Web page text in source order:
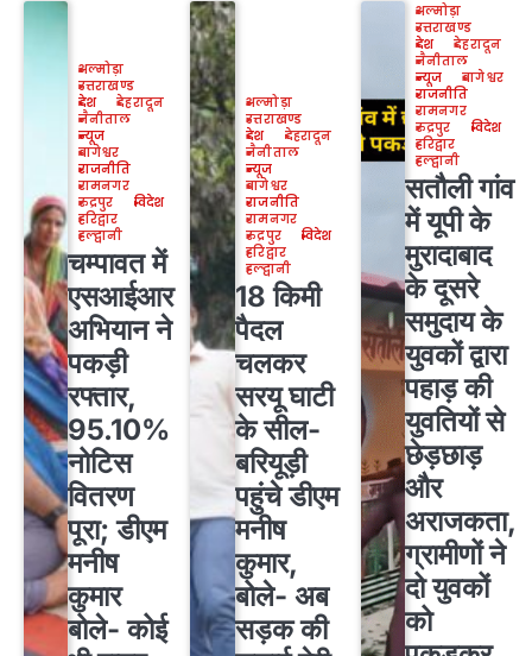
अल्मोड़ा
उत्तराखण्ड
देश
देहरादून
नैनीताल
न्यूज
बागेश्वर
राजनीति
रामनगर
रुद्रपुर
विदेश
हरिद्वार
हल्द्वानी
चम्पावत में
एसआईआर
अभियान ने
पकड़ी
रफ्तार,
95.10%
नोटिस
वितरण
पूरा; डीएम
मनीष
कुमार
बोले- कोई
अल्मोड़ा
उत्तराखण्ड
देश
देहरादून
नैनीताल
न्यूज
बागेश्वर
राजनीति
रामनगर
रुद्रपुर
विदेश
हरिद्वार
हल्द्वानी
18 किमी
पैदल
चलकर
सरयू घाटी
के सील-
बरियूड़ी
पहुंचे डीएम
मनीष
कुमार,
बोले- अब
सड़क की
अल्मोड़ा
उत्तराखण्ड
देश
देहरादून
नैनीताल
न्यूज
बागेश्वर
राजनीति
रामनगर
रुद्रपुर
विदेश
हरिद्वार
हल्द्वानी
सतौली गांव
में यूपी के
मुरादाबाद
के दूसरे
समुदाय के
युवकों द्वारा
पहाड़ की
युवतियों से
छेड़छाड़
और
अराजकता,
ग्रामीणों ने
दो युवकों
को